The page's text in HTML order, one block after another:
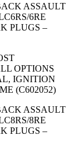
ASSAULT
6RE
PLUGS –
OPTIONS
IGNITION
(C602052)
ASSAULT
8RE
PLUGS –